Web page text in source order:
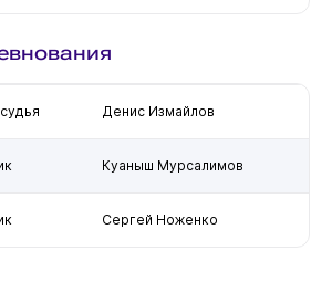
Денис Измайлов
Куаныш Мурсалимов
Сергей Ноженко